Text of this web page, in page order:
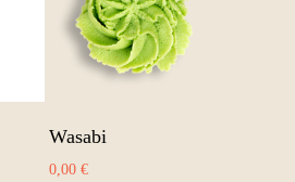
Wasabi
0,00 €